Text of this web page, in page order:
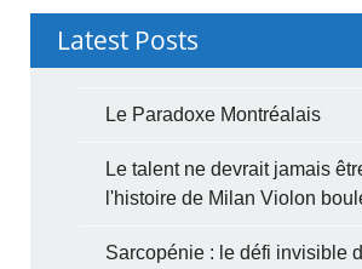
Latest Posts
Le Paradoxe Montréalais
Le talent ne devrait jamais
l'histoire de Milan Violon
Sarcopénie : le défi invisible